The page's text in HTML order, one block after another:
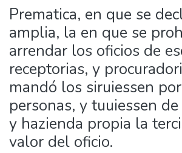
All of DSpace
Statistics
Prematica, en que se
amplia, la en que se
arrendar los oficios de
receptorias, y
mandó los siruiessen
personas, y tuuiessen
y hazienda propia la
valor del oficio.